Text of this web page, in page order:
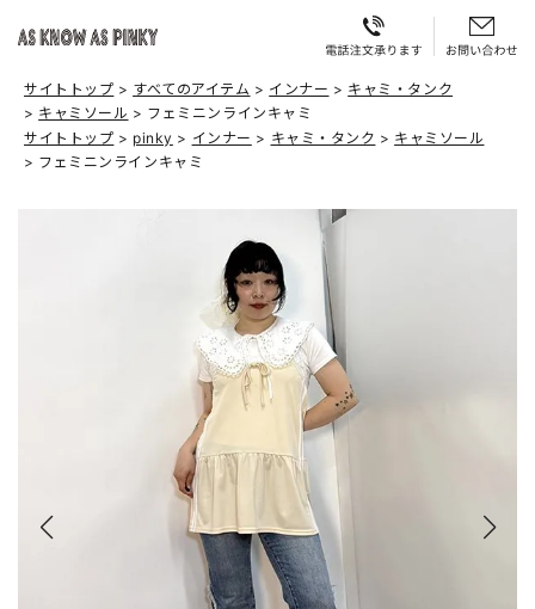
サイトトップ すべてのアイテム インナー
キャミ・タンク
キャミソール
フェミニンラインキャミ
サイトトップ
pinky インナー キャミ・タンク
キャミソール
フェミニンラインキャミ